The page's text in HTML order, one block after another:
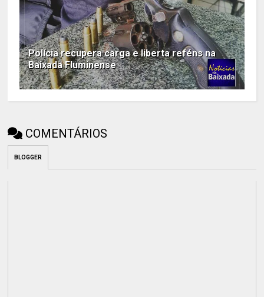
Polícia recupera carga e liberta reféns na
Baixada Fluminense
COMENTÁRIOS
BLOGGER